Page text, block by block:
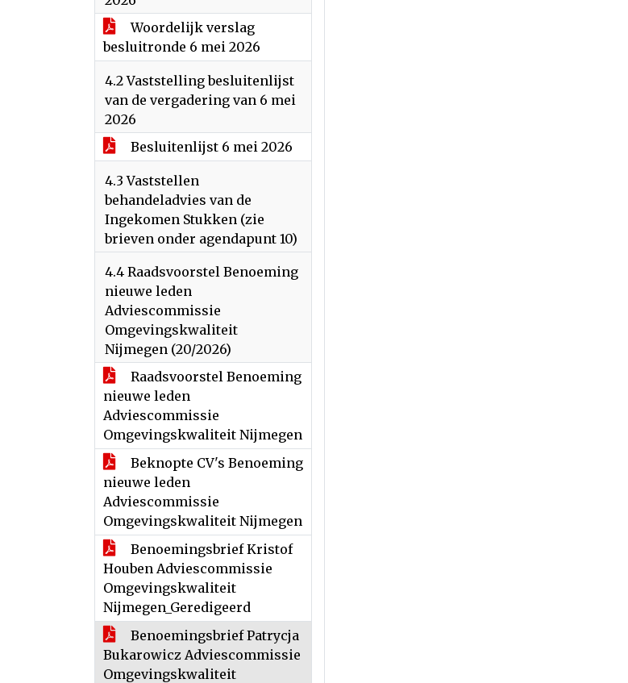
Woordelijk verslag
besluitronde 6 mei 2026
4.2 Vaststelling besluitenlijst
van de vergadering van 6 mei
2026
Besluitenlijst 6 mei 2026
4.3 Vaststellen
behandeladvies van de
Ingekomen Stukken (zie
brieven onder agendapunt 10)
4.4 Raadsvoorstel Benoeming
nieuwe leden
Adviescommissie
Omgevingskwaliteit
Nijmegen (20/2026)
Raadsvoorstel Benoeming
nieuwe leden
Adviescommissie
Omgevingskwaliteit Nijmegen
Beknopte CV's Benoeming
nieuwe leden
Adviescommissie
Omgevingskwaliteit Nijmegen
Benoemingsbrief Kristof
Houben Adviescommissie
Omgevingskwaliteit
Nijmegen_Geredigeerd
Benoemingsbrief Patrycja
Bukarowicz Adviescommissie
Omgevingskwaliteit